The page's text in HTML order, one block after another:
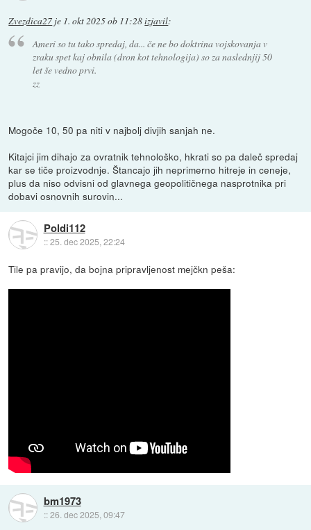
Zvezdica27 je 1. okt 2025 ob 11:28izjavil:
Ameri so tu tako spredaj, da... če ne bo doktrina vojskovanja v
zraku spet kaj obnila (dron kot tehnologija) so za naslednjij 50
let še vedno prvi.
zz
Mogoče 10, 50 pa niti v najbolj divjih sanjah ne.
Kitajci jim dihajo za ovratnik tehnološko, hkrati so pa daleč spredaj
kar se tiče proizvodnje. Štancajo jih neprimerno hitreje in ceneje,
plus da niso odvisni od glavnega geopolitičnega nasprotnika pri
dobavi osnovnih surovin...
Poldi112
::25. dec 2025, 22:24
Tile pa pravijo, da bojna pripravljenost mejčkn peša:
bm1973
::26. dec 2025, 09:47